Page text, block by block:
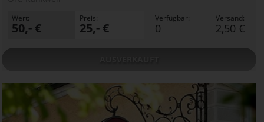
Wert:
50,- €
Preis:
25,- €
Verfügbar:
0
Versand:
2,50 €